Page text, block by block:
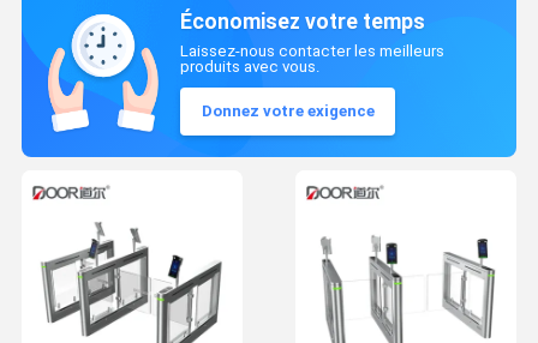
Économisez votre temps
Laissez-nous contacter les meilleurs
produits avec vous.
Donnez votre exigence